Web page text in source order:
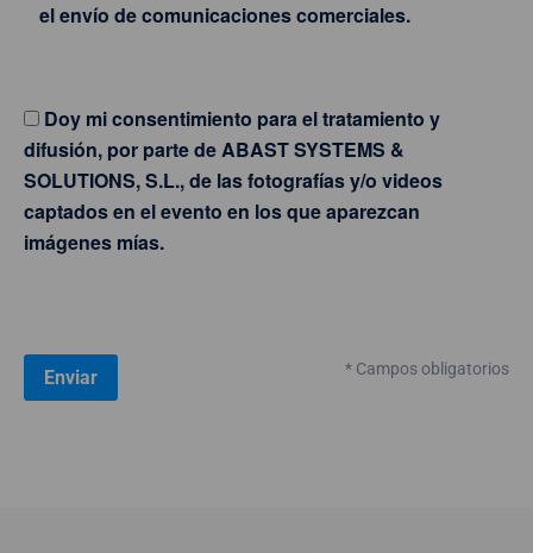
el envío de comunicaciones comerciales.
Doy mi consentimiento para el tratamiento y
difusión, por parte de ABAST SYSTEMS &
SOLUTIONS, S.L., de las fotografías y/o videos
captados en el evento en los que aparezcan
imágenes mías.
* Campos obligatorios